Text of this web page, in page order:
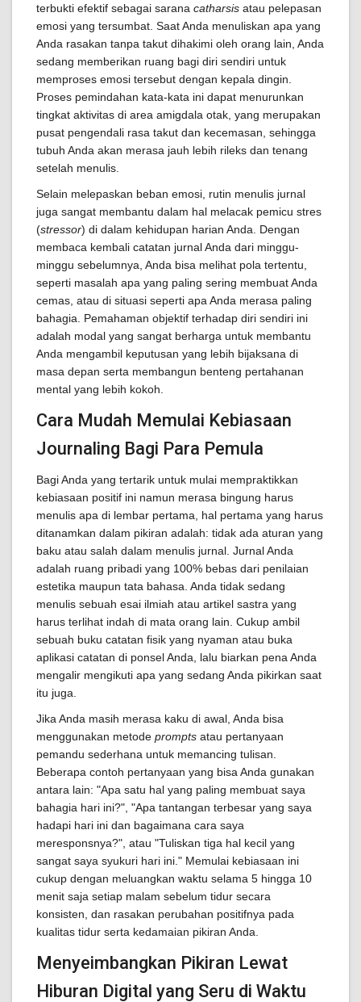
terbukti efektif sebagai sarana catharsis atau pelepasan
emosi yang tersumbat. Saat Anda menuliskan apa yang
Anda rasakan tanpa takut dihakimi oleh orang lain, Anda
sedang memberikan ruang bagi diri sendiri untuk
memproses emosi tersebut dengan kepala dingin.
Proses pemindahan kata-kata ini dapat menurunkan
tingkat aktivitas di area amigdala otak, yang merupakan
pusat pengendali rasa takut dan kecemasan, sehingga
tubuh Anda akan merasa jauh lebih rileks dan tenang
setelah menulis.
Selain melepaskan beban emosi, rutin menulis jurnal
juga sangat membantu dalam hal melacak pemicu stres
(stressor) di dalam kehidupan harian Anda. Dengan
membaca kembali catatan jurnal Anda dari minggu-
minggu sebelumnya, Anda bisa melihat pola tertentu,
seperti masalah apa yang paling sering membuat Anda
cemas, atau di situasi seperti apa Anda merasa paling
bahagia. Pemahaman objektif terhadap diri sendiri ini
adalah modal yang sangat berharga untuk membantu
Anda mengambil keputusan yang lebih bijaksana di
masa depan serta membangun benteng pertahanan
mental yang lebih kokoh.
Cara Mudah Memulai Kebiasaan
Journaling Bagi Para Pemula
Bagi Anda yang tertarik untuk mulai mempraktikkan
kebiasaan positif ini namun merasa bingung harus
menulis apa di lembar pertama, hal pertama yang harus
ditanamkan dalam pikiran adalah: tidak ada aturan yang
baku atau salah dalam menulis jurnal. Jurnal Anda
adalah ruang pribadi yang 100% bebas dari penilaian
estetika maupun tata bahasa. Anda tidak sedang
menulis sebuah esai ilmiah atau artikel sastra yang
harus terlihat indah di mata orang lain. Cukup ambil
sebuah buku catatan fisik yang nyaman atau buka
aplikasi catatan di ponsel Anda, lalu biarkan pena Anda
mengalir mengikuti apa yang sedang Anda pikirkan saat
itu juga.
Jika Anda masih merasa kaku di awal, Anda bisa
menggunakan metode prompts atau pertanyaan
pemandu sederhana untuk memancing tulisan.
Beberapa contoh pertanyaan yang bisa Anda gunakan
antara lain: "Apa satu hal yang paling membuat saya
bahagia hari ini?", "Apa tantangan terbesar yang saya
hadapi hari ini dan bagaimana cara saya
meresponsnya?", atau "Tuliskan tiga hal kecil yang
sangat saya syukuri hari ini." Memulai kebiasaan ini
cukup dengan meluangkan waktu selama 5 hingga 10
menit saja setiap malam sebelum tidur secara
konsisten, dan rasakan perubahan positifnya pada
kualitas tidur serta kedamaian pikiran Anda.
Menyeimbangkan Pikiran Lewat
Hiburan Digital yang Seru di Waktu